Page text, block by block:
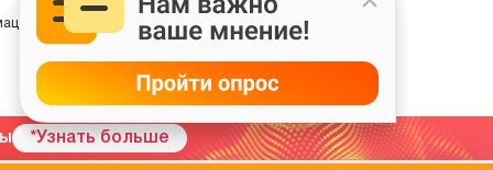
на основе сбора, систематизации и анализа сведений,
*Узнать больше